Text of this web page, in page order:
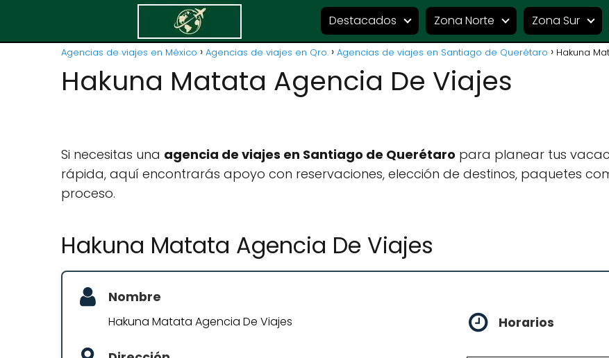
Destacados Zona Norte Zona Sur
Agencias de viajes en México Agencias de viajes en Qro. Agencias de viajes en Santiago de Querétaro Hakuna
Hakuna Matata Agencia De Viajes
Si necesitas una agencia de viajes en Santiago de Querétaro para planear tus
rápida, aquí encontrarás apoyo con reservaciones, elección de destinos, paquetes
proceso.
Hakuna Matata Agencia De Viajes
Nombre
Hakuna Matata Agencia De Viajes Horarios